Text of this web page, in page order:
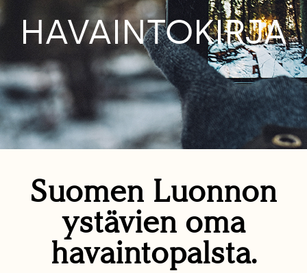
HAVAINTOKIRJA
Suomen Luonnon
ystävien oma
havaintopalsta.